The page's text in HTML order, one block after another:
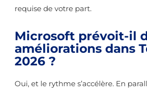
requise de votre part.
Microsoft prévoit-il
améliorations dans
2026 ?
Oui, et le rythme s’accélère. En